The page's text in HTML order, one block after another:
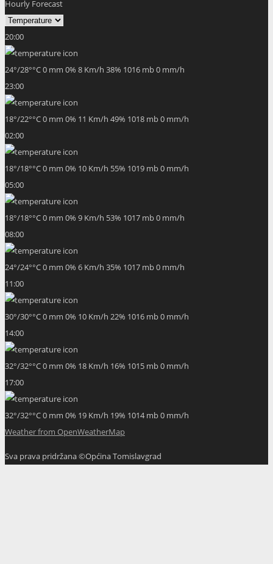
Hourly Forecast
20:00
24°/28°°C0 mm 0% 8 Km/h 38% 1016 mb0 mm/h
23:00
18°/22°°C0 mm 0% 11 Km/h 49% 1018 mb0 mm/h
02:00
18°/18°°C0 mm 0% 10 Km/h 55% 1019 mb0 mm/h
05:00
18°/18°°C0 mm 0% 9 Km/h 53% 1017 mb0 mm/h
08:00
24°/24°°C0 mm 0% 6 Km/h 35% 1017 mb0 mm/h
11:00
30°/30°°C0 mm 0% 10 Km/h 22% 1016 mb0 mm/h
14:00
32°/32°°C0 mm 0% 18 Km/h 16% 1015 mb0 mm/h
17:00
32°/32°°C0 mm 0% 19 Km/h 19% 1014 mb0 mm/h
Weather from OpenWeatherMap
Sva prava pridržana ©Općina Tomislavgrad